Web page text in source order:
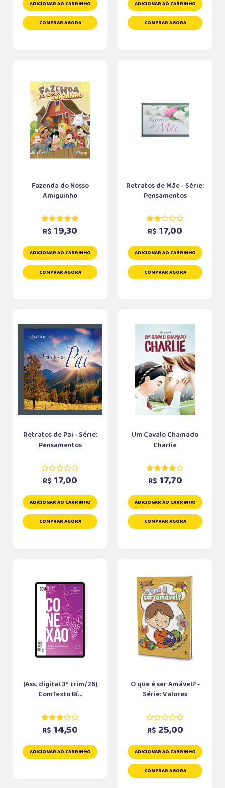
ADICIONAR AO CARRINHO
COMPRAR AGORA
ADICIONAR AO CARRINHO
COMPRAR AGORA
Fazenda do Nosso
Amiguinho
R$ 19,30
ADICIONAR AO CARRINHO
COMPRAR AGORA
Retratos de Mãe - Série:
Pensamentos
R$ 17,00
ADICIONAR AO CARRINHO
COMPRAR AGORA
Retratos de Pai - Série:
Pensamentos
R$ 17,00
ADICIONAR AO CARRINHO
COMPRAR AGORA
Um Cavalo Chamado
Charlie
R$ 17,70
ADICIONAR AO CARRINHO
COMPRAR AGORA
(Ass. digital 3º trim/26)
ComTexto Bí...
R$ 14,50
ADICIONAR AO CARRINHO
O que é ser Amável? -
Série: Valores
R$ 25,00
ADICIONAR AO CARRINHO
COMPRAR AGORA